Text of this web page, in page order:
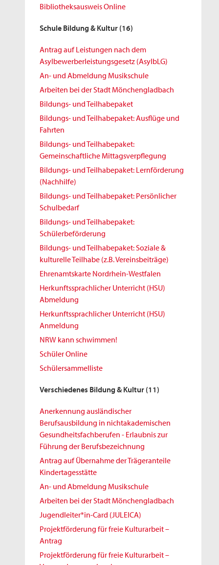
Bibliotheksausweis Online
Schule Bildung & Kultur (16)
Antrag auf Leistungen nach dem
Asylbewerberleistungsgesetz (AsylbLG)
An- und Abmeldung Musikschule
Arbeiten bei der Stadt Mönchengladbach
Bildungs- und Teilhabepaket
Bildungs- und Teilhabepaket: Ausflüge und
Fahrten
Bildungs- und Teilhabepaket:
Gemeinschaftliche Mittagsverpflegung
Bildungs- und Teilhabepaket: Lernförderung
(Nachhilfe)
Bildungs- und Teilhabepaket: Persönlicher
Schulbedarf
Bildungs- und Teilhabepaket:
Schülerbeförderung
Bildungs- und Teilhabepaket: Soziale &
kulturelle Teilhabe (z.B. Vereinsbeiträge)
Ehrenamtskarte Nordrhein-Westfalen
Herkunftssprachlicher Unterricht (HSU)
Abmeldung
Herkunftssprachlicher Unterricht (HSU)
Anmeldung
NRW kann schwimmen!
Schüler Online
Schülersammelliste
Verschiedenes Bildung & Kultur (11)
Anerkennung ausländischer
Berufsausbildung in nichtakademischen
Gesundheitsfachberufen - Erlaubnis zur
Führung der Berufsbezeichnung
Antrag auf Übernahme der Trägeranteile
Kindertagesstätte
An- und Abmeldung Musikschule
Arbeiten bei der Stadt Mönchengladbach
Jugendleiter*in-Card (JULEICA)
Projektförderung für freie Kulturarbeit –
Antrag
Projektförderung für freie Kulturarbeit –